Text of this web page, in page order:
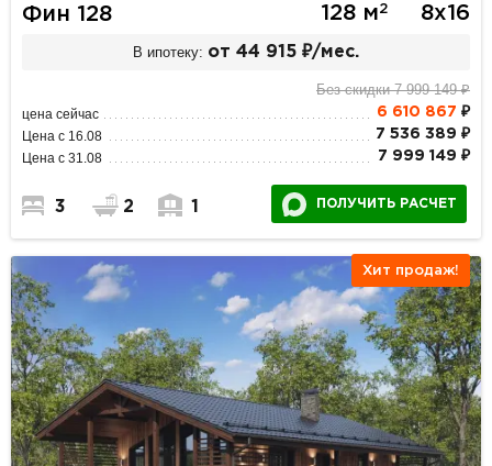
Фин 128 128 м2 8х16
В ипотеку: от 44 915 ₽/мес.
Без скидки 7 999 149 ₽
цена сейчас 6 610 867 ₽
Цена с 16.08 7 536 389 ₽
Цена с 31.08 7 999 149 ₽
3 2 1 ПОЛУЧИТЬ РАСЧЕТ
Хит продаж!